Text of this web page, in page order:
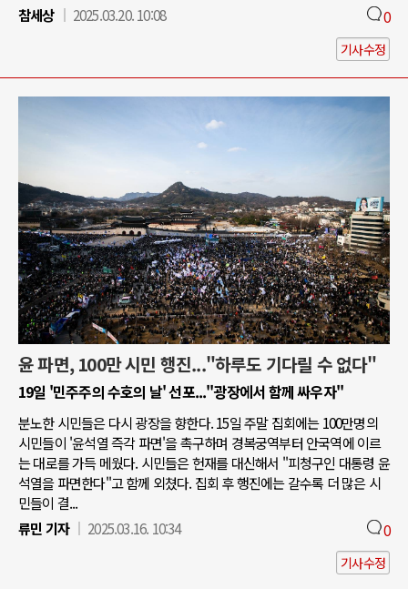
참세상
2025.03.20. 10:08 0
기사수정
윤 파면, 100만 시민 행진..."하루도 기다릴 수 없다"
19일 '민주주의 수호의 날' 선포..."광장에서 함께 싸우자"
분노한 시민들은 다시 광장을 향한다. 15일 주말 집회에는 100만명의
시민들이 '윤석열 즉각 파면'을 촉구하며 경복궁역부터 안국역에 이르
는 대로를 가득 메웠다. 시민들은 헌재를 대신해서 "피청구인 대통령 윤
석열을 파면한다"고 함께 외쳤다. 집회 후 행진에는 갈수록 더 많은 시
민들이 결...
류민 기자
2025.03.16. 10:34 0
기사수정